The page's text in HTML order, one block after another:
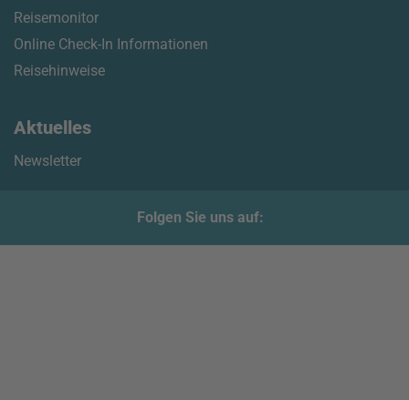
Reisemonitor
Online Check-In Informationen
Reisehinweise
Aktuelles
Newsletter
Folgen Sie uns auf: